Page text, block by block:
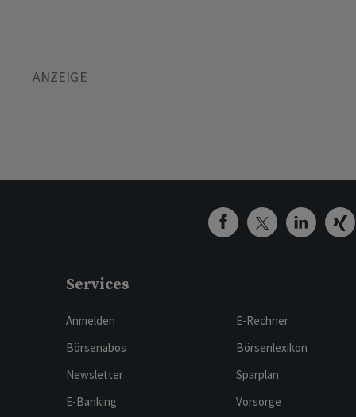
Services
Anmelden
Börsenabos
Newsletter
E-Banking
E-Rechner
Börsenlexikon
Sparplan
Vorsorge